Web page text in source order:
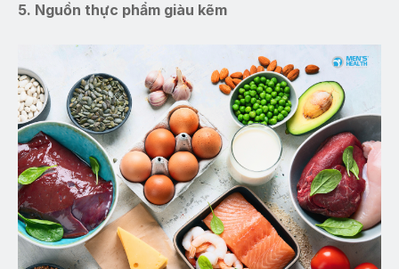
5. Nguồn thực phẩm giàu kẽm